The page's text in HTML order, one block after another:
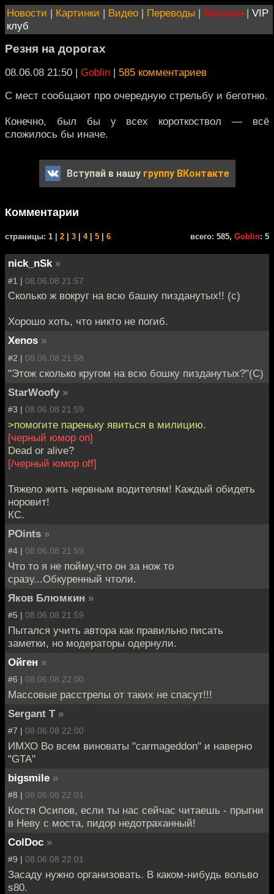
Новости | Картинки | Видео | Переводы | Магазин | VIP
клуб
Резня на дорогах
08.06.08 21:50 | Goblin | 585 комментариев
С мест сообщают про очередную стрельбу и беготню.
Конечно, был бы у всех короткоствол — всё
сложилось бы иначе.
Вступай в нашу группу ВКонтакте
Комментарии
cтраницы: 1 | 2 3 4| 5 6 всего: 585, Goblin: 5
nick_nSk »
#1 | 08.06.08 21:57
Сколько ж вокруг на всю башку пизданутых!! (с)
Хорошо хоть, что никто не погиб.
Xenos »
#2 | 08.06.08 21:58
"Этож сколько кругом на всю бошку пизданутых?"(С)
StarWoofy »
#3 | 08.06.08 21:59
>помогите пареньку явиться в милицию.
[черный юмор on]
Dead or alive?
[/черный юмор off]
Тяжело жить нервным водителям! Каждый обидеть
норовит!
КС.
POints »
#4 | 08.06.08 21:59
Что то я не пойму,что он за нож то
сразу...Обкуренный чтоли.
Яков Блюмкин »
#5 | 08.06.08 21:59
Пытался учить автора как правильно писать
заметки, но модераторы одернули.
Ойген »
#6 | 08.06.08 22:00
Массовые расстрелы от таких не спасут!!!
Sergant T »
#7 | 08.06.08 22:00
ИМХО Во всем виноваты "carmageddon" и наверно
"GTA"
bigsmile »
#8 | 08.06.08 22:01
Костя Осипов, если ты нас сейчас читаешь - прыгни
в Неву с моста, пидор недотраханный!
ColDoc »
#9 | 08.06.08 22:01
Засаду нужно организовать. В каком-нибудь вольво
s80.